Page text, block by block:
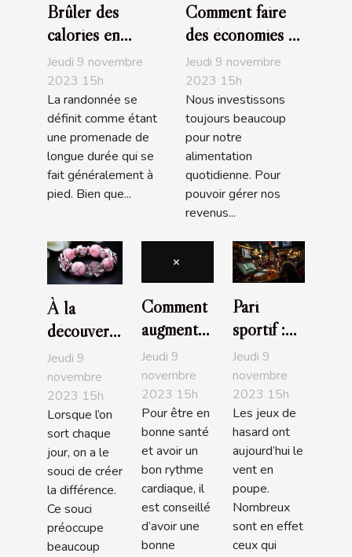
Brûler des
calories en
faisant de la
randonnée
Jeudi 9 novembre
2023 15h
La randonnée se
définit comme étant
une promenade de
longue durée qui se
fait généralement à
pied. Bien que...
Comment faire
des économies en
faisant ses
courses ?
Jeudi 9 novembre
2023 15h
Nous investissons
toujours beaucoup
pour notre
alimentation
quotidienne. Pour
pouvoir gérer nos
revenus...
À la
découverte
des
bracelets
Pandora
Jeudi 9
novembre
2023 15h
Lorsque l’on
sort chaque
jour, on a le
souci de créer
la différence.
Ce souci
préoccupe
beaucoup
Comment
augmenter
la libido
féminine ?
Jeudi 9
novembre
2023 15h
Pour être en
bonne santé
et avoir un
bon rythme
cardiaque, il
est conseillé
d’avoir une
bonne
Pari
sportif :
comment
maximiser
vos
chances
de gagner
?
Jeudi 9
novembre
2023 15h
Les jeux de
hasard ont
aujourd’hui le
vent en
poupe.
Nombreux
sont en effet
ceux qui